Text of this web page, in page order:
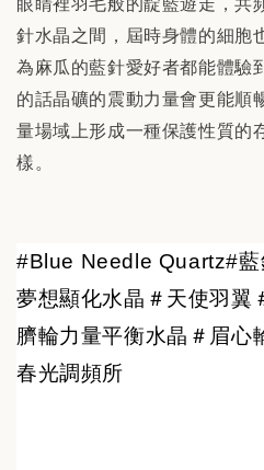
眼睛裡羽毛般的靛藍遊走，共
針水晶之間，屆時身體的細胞
為麻瓜的藍針愛好者都能體驗
的話晶礦的震動力量會更能順
量場域上形成一種保護性質的
樣。
#Blue Needle Quartz#藍
夢想顯化水晶＃天使羽翼
臍輪力量平衡水晶＃眉心
春光調頻所